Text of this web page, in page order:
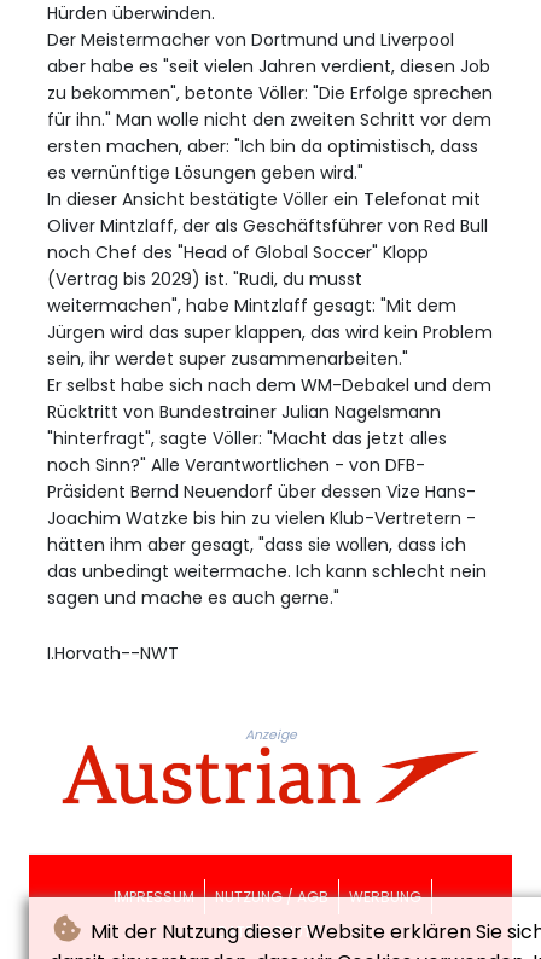
Mit der Nutzung dieser Website erklären Sie
Hürden überwinden.
Der Meistermacher von Dortmund und Liverpool
aber habe es "seit vielen Jahren verdient, diesen Job
zu bekommen", betonte Völler: "Die Erfolge sprechen
für ihn." Man wolle nicht den zweiten Schritt vor dem
ersten machen, aber: "Ich bin da optimistisch, dass
es vernünftige Lösungen geben wird."
In dieser Ansicht bestätigte Völler ein Telefonat mit
Oliver Mintzlaff, der als Geschäftsführer von Red Bull
noch Chef des "Head of Global Soccer" Klopp
(Vertrag bis 2029) ist. "Rudi, du musst
weitermachen", habe Mintzlaff gesagt: "Mit dem
Jürgen wird das super klappen, das wird kein Problem
sein, ihr werdet super zusammenarbeiten."
Er selbst habe sich nach dem WM-Debakel und dem
Rücktritt von Bundestrainer Julian Nagelsmann
"hinterfragt", sagte Völler: "Macht das jetzt alles
noch Sinn?" Alle Verantwortlichen - von DFB-
Präsident Bernd Neuendorf über dessen Vize Hans-
Joachim Watzke bis hin zu vielen Klub-Vertretern -
hätten ihm aber gesagt, "dass sie wollen, dass ich
das unbedingt weitermache. Ich kann schlecht nein
sagen und mache es auch gerne."
I.Horvath--NWT
Anzeige
IMPRESSUM NUTZUNG / AGB
WERBUNG
DATENSCHUTZ